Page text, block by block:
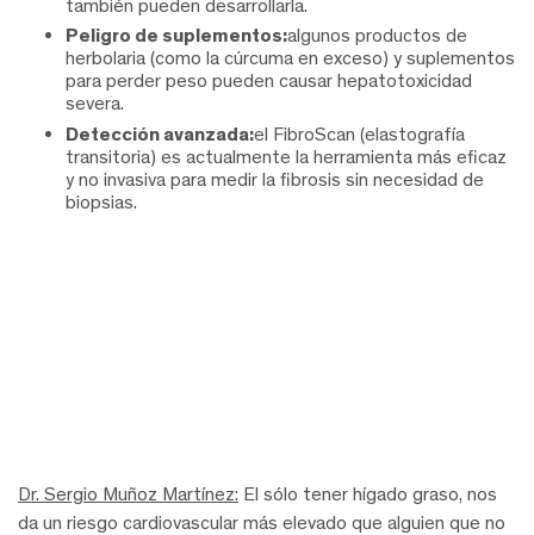
también pueden desarrollarla.
Peligro de suplementos:algunos productos de
herbolaria (como la cúrcuma en exceso) y suplementos
para perder peso pueden causar hepatotoxicidad
severa.
Detección avanzada:el FibroScan (elastografía
transitoria) es actualmente la herramienta más eficaz
y no invasiva para medir la fibrosis sin necesidad de
biopsias.
Dr. Sergio Muñoz Martínez: El sólo tener hígado graso, nos
da un riesgo cardiovascular más elevado que alguien que no